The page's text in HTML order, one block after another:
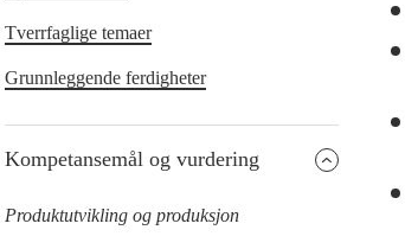
Tverrfaglige temaer
Grunnleggende ferdigheter
Kompetansemål og vurdering
Produktutvikling og produksjon